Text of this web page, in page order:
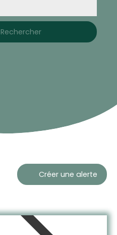
Rechercher
Créer une alerte